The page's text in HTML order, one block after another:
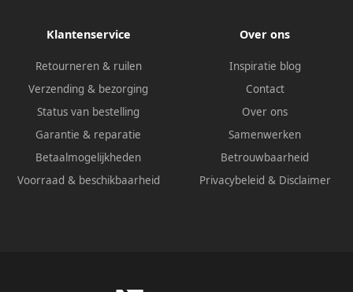
Klantenservice
Retourneren & ruilen
Verzending & bezorging
Status van bestelling
Garantie & reparatie
Betaalmogelijkheden
Voorraad & beschikbaarheid
Over ons
Inspiratie blog
Contact
Over ons
Samenwerken
Betrouwbaarheid
Privacybeleid & Disclaimer